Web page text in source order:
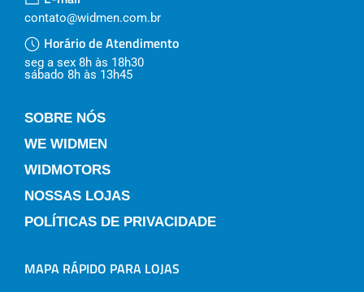
contato@widmen.com.br
Horário de Atendimento
seg a sex 8h às 18h30
sábado 8h às 13h45
SOBRE NÓS
WE WIDMEN
WIDMOTORS
NOSSAS LOJAS
POLÍTICAS DE PRIVACIDADE
MAPA RÁPIDO PARA LOJAS